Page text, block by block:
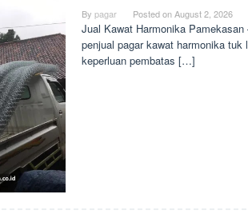
By pagar Posted onAugust 2, 2026
Jual Kawat Harmonika
penjual pagar kawat harmonika tuk
keperluan pembatas […]